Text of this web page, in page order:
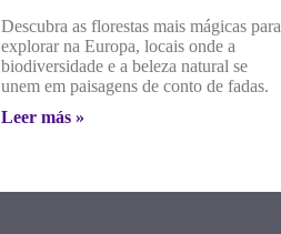
Descubra as florestas mais mágicas para
explorar na Europa, locais onde a
biodiversidade e a beleza natural se
unem em paisagens de conto de fadas.
Leer más »